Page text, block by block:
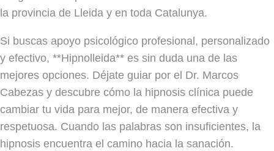
la provincia de Lleida y en toda Catalunya.
Si buscas apoyo psicológico profesional, personalizado
y efectivo, **Hipnolleida** es sin duda una de las
mejores opciones. Déjate guiar por el Dr. Marcos
Cabezas y descubre cómo la hipnosis clínica puede
cambiar tu vida para mejor, de manera efectiva y
respetuosa. Cuando las palabras son insuficientes, la
hipnosis encuentra el camino hacia la sanación.